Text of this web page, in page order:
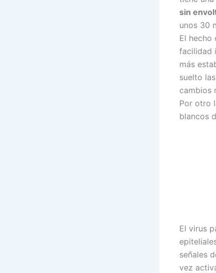
sin
unos 30
El hecho
facilidad
más
suelto
cambios
Por otro
blancos
El virus
señales
vez